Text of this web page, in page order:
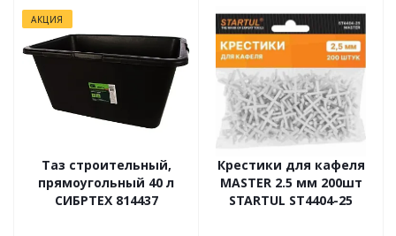
АКЦИЯ
Таз строительный,
прямоугольный 40 л
СИБРТЕХ 814437
Крестики для кафеля
MASTER 2.5 мм 200шт
STARTUL ST4404-25